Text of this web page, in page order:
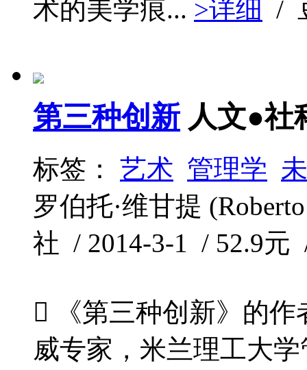
术的美学痕... >详细 /
第三种创新 人文●社
标签： 艺术 管理学
罗伯托·维甘提
社 / 2014-3-1 / 52.9元
 《第三种创新》的作
威专家，米兰理工大